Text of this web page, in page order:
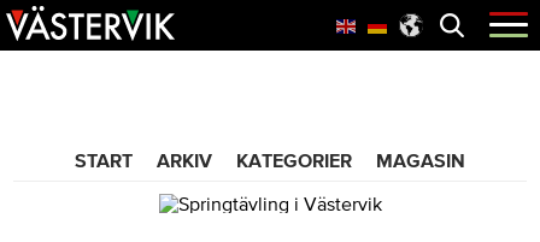
Hoppa
till
Skip
to
Hoppa
till
Öppna
menyn
START ARKIV KATEGORIER MAGASIN